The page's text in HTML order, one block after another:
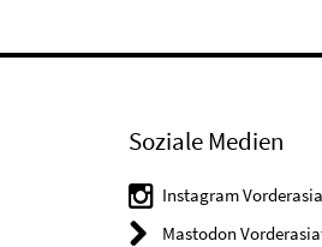
Soziale Medien
Instagram
Mastodon